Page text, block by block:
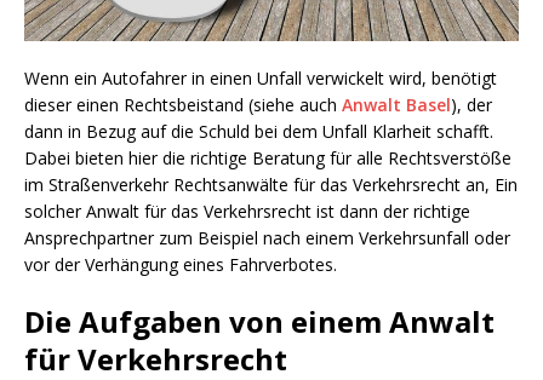
Wenn ein Autofahrer in einen Unfall verwickelt wird, benötigt
dieser einen Rechtsbeistand (siehe auch Anwalt Basel), der
dann in Bezug auf die Schuld bei dem Unfall Klarheit schafft.
Dabei bieten hier die richtige Beratung für alle Rechtsverstöße
im Straßenverkehr Rechtsanwälte für das Verkehrsrecht an, Ein
solcher Anwalt für das Verkehrsrecht ist dann der richtige
Ansprechpartner zum Beispiel nach einem Verkehrsunfall oder
vor der Verhängung eines Fahrverbotes.
Die Aufgaben von einem Anwalt
für Verkehrsrecht